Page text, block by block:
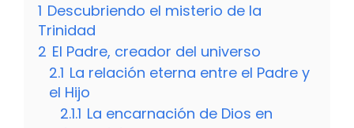
1 Descubriendo el misterio de la
Trinidad
2 El Padre, creador del universo
2.1 La relación eterna entre el Padre y
el Hijo
2.1.1 La encarnación de Dios en